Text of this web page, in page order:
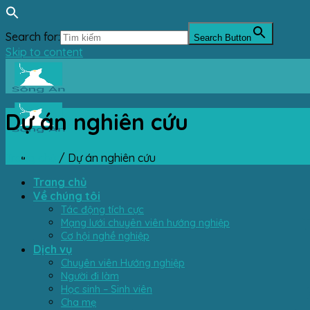
Search for: Search Button
Skip to content
Trang chủ
Về chúng tôi
Tác động tích cực
Mạng lưới chuyên viên hướng nghiệp
Cơ hội nghề nghiệp
Dịch vụ
Chuyên viên Hướng nghiệp
Người đi làm
Học sinh – Sinh viên
Cha mẹ
Dự án nghiên cứu
Trang chủ / Dự án nghiên cứu